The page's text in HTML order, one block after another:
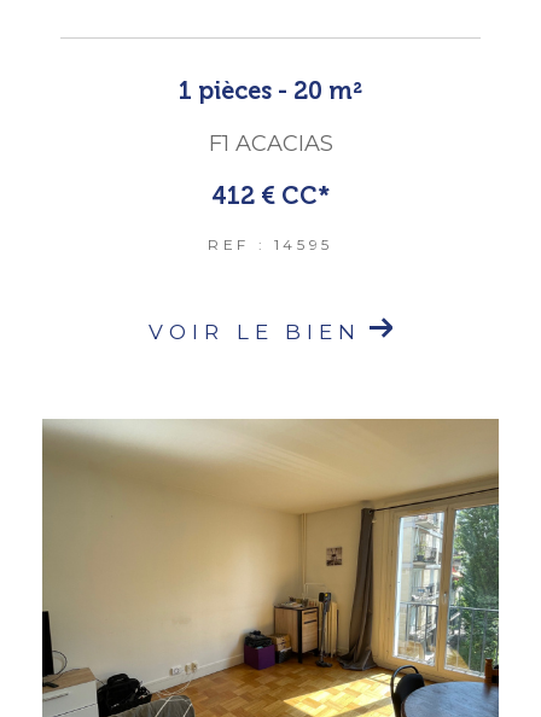
1 pièces - 20 m²
F1 ACACIAS
412 € CC*
REF : 14595
VOIR LE BIEN